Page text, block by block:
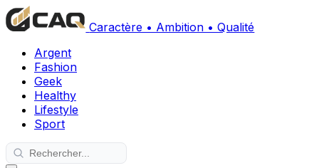
Caractère • Ambition • Qualité
Argent
Fashion
Geek
Healthy
Lifestyle
Sport